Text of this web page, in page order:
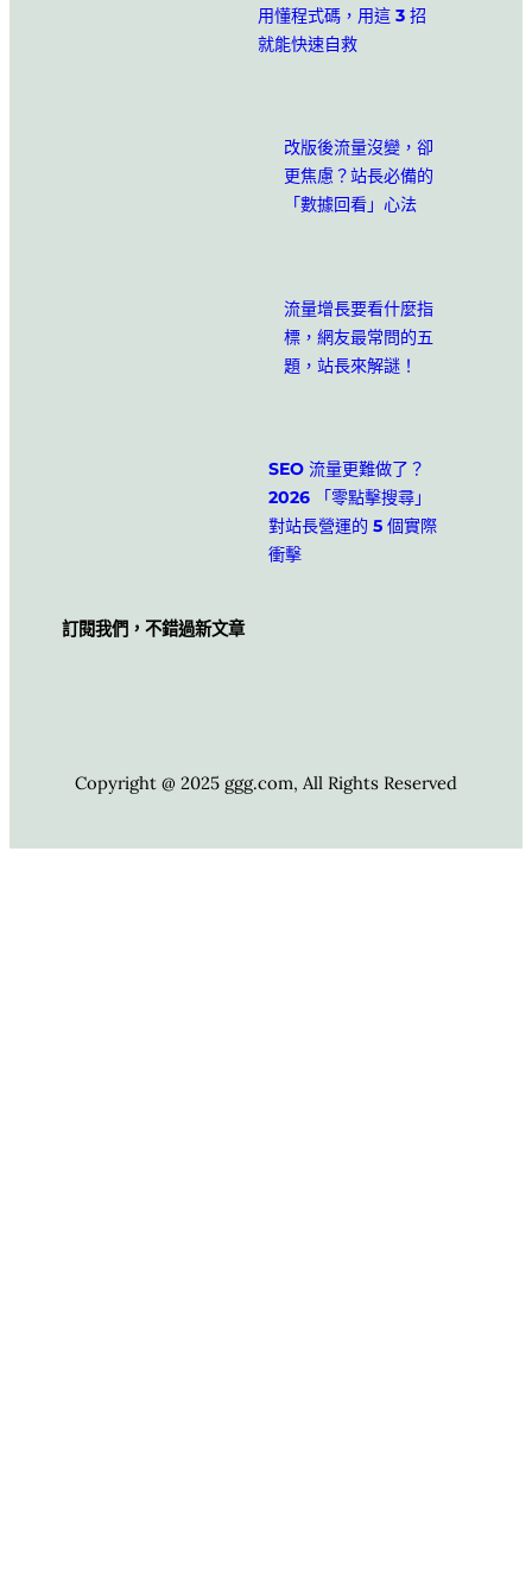
用懂程式碼，用這 3 招
就能快速自救
改版後流量沒變，卻
更焦慮？站長必備的
「數據回看」心法
流量增長要看什麼指
標，網友最常問的五
題，站長來解謎！
SEO 流量更難做了？
2026 「零點擊搜尋」
對站長營運的 5 個實際
衝擊
訂閱我們，不錯過新文章
Copyright @ 2025 ggg.com, All Rights Reserved